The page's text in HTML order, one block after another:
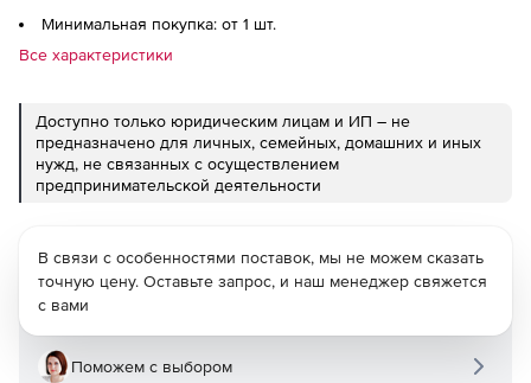
Минимальная покупка: от 1 шт.
Все характеристики
Доступно только юридическим лицам и ИП – не
предназначено для личных, семейных, домашних и иных
нужд, не связанных с осуществлением
предпринимательской деятельности
В связи с особенностями поставок, мы не можем сказать
точную цену. Оставьте запрос, и наш менеджер свяжется
с вами
Поможем с выбором